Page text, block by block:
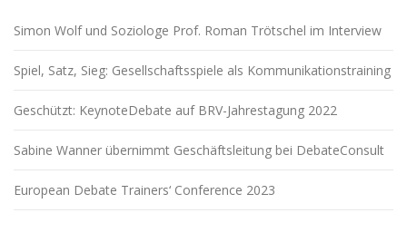
Simon Wolf und Soziologe Prof. Roman Trötschel im Interview
Spiel, Satz, Sieg: Gesellschaftsspiele als Kommunikationstraining
Geschützt: KeynoteDebate auf BRV-Jahrestagung 2022
Sabine Wanner übernimmt Geschäftsleitung bei DebateConsult
European Debate Trainers‘ Conference 2023